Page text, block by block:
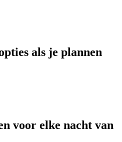
als je plannen
voor elke nacht van